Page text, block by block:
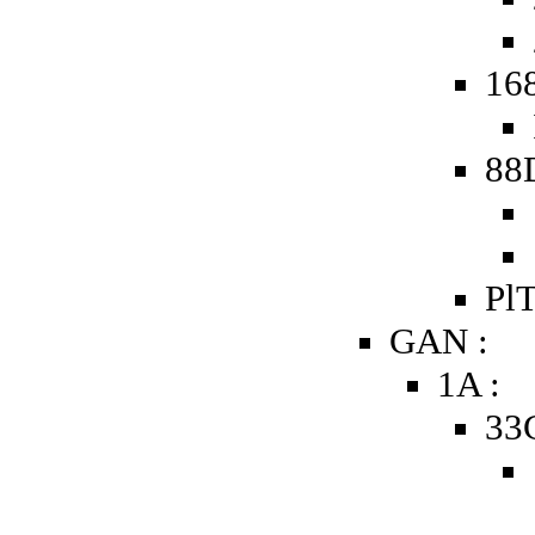
GAN :
1A :